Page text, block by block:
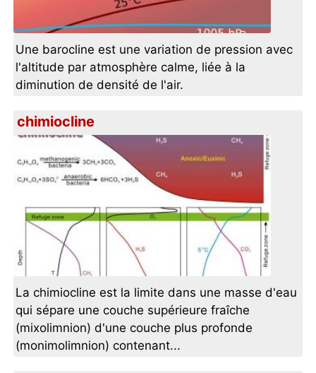
Une barocline est une variation de pression avec
l'altitude par atmosphère calme, liée à la
diminution de densité de l'air.
chimiocline
La chimiocline est la limite dans une masse d'eau
qui sépare une couche supérieure fraîche
(mixolimnion) d'une couche plus profonde
(monimolimnion) contenant...